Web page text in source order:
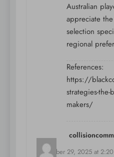
Australian
appreciate
selection
regional
References:
https://
strategies-the-
makers/
December 29, 2025 at